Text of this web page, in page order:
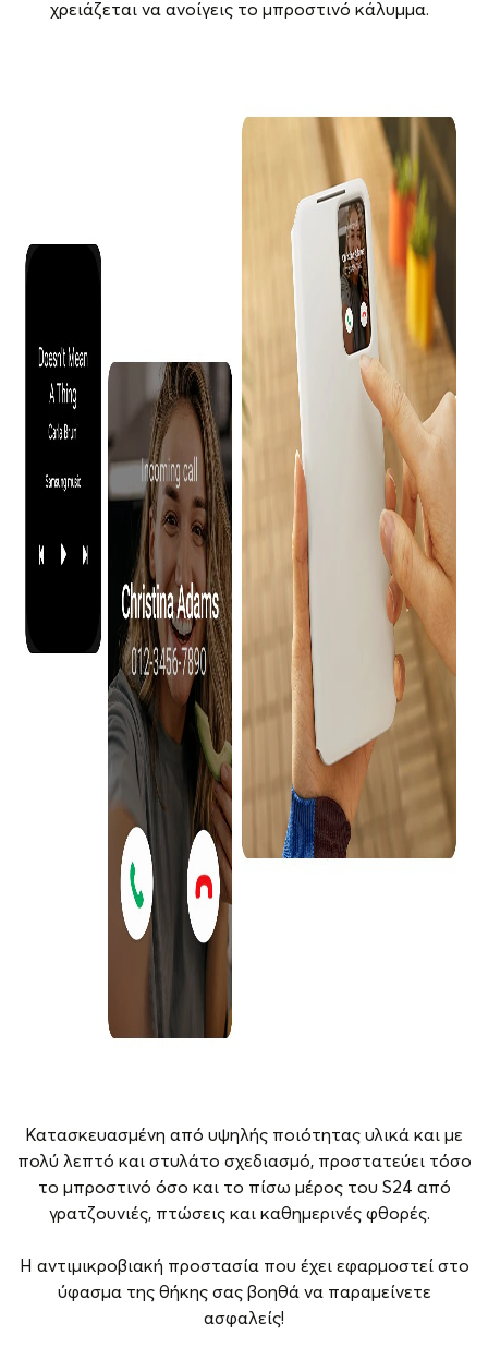
χρειάζεται να ανοίγεις το μπροστινό κάλυμμα.
Κατασκευασμένη από υψηλής ποιότητας υλικά και με
πολύ λεπτό και στυλάτο σχεδιασμό, προστατεύει τόσο
το μπροστινό όσο και το πίσω μέρος του S24 από
γρατζουνιές, πτώσεις και καθημερινές φθορές.
Η αντιμικροβιακή προστασία που έχει εφαρμοστεί στο
ύφασμα της θήκης σας βοηθά να παραμείνετε
ασφαλείς!